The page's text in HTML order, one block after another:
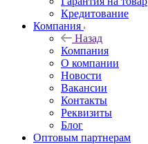
Кредитование
Компания
Назад
Компания
О компании
Новости
Вакансии
Контакты
Реквизиты
Блог
Оптовым партнерам